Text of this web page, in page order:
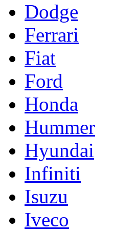
Dodge
Ferrari
Fiat
Ford
Honda
Hummer
Hyundai
Infiniti
Isuzu
Iveco